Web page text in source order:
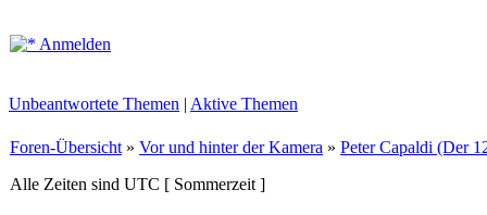
Anmelden
Unbeantwortete Themen | Aktive Themen
Foren-Übersicht » Vor und hinter der Kamera » Peter Capaldi (Der
Alle Zeiten sind UTC [ Sommerzeit ]